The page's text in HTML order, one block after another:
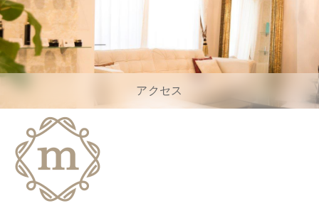
アクセス